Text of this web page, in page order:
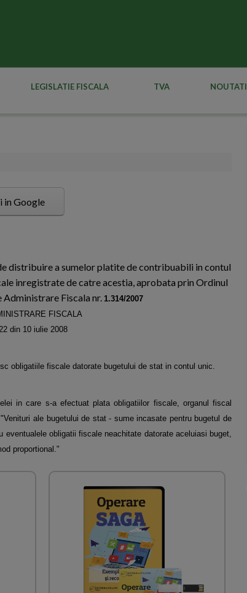
LEGISLATIE FISCALA TVA NOUTATI
in Google
distribuire a sumelor platite de contribuabili in contul
inregistrate de catre acestia, aprobata prin Ordinul
Fiscala nr. 1.314/2007
FISCALA
din 10 iulie 2008
obligatiile fiscale datorate bugetului de stat in contul unic.
in care s-a efectuat plata obligatiilor fiscale, organul fiscal
ale bugetului de stat - sume incasate pentru bugetul de
obligatii fiscale neachitate datorate aceluiasi buget,
proportional."